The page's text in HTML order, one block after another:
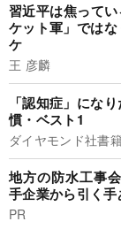
習近平は焦って
ケット軍」では
ケ
王 彦麟
「認知症」にな
慣・ベスト1
ダイヤモンド社書
地方の防水工事
手企業から引く
PR